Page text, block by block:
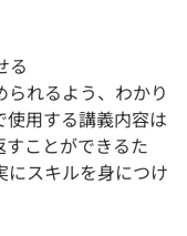
る
れるよう、わかり
使用する講義内容は
ことができるた
にスキルを身につけ